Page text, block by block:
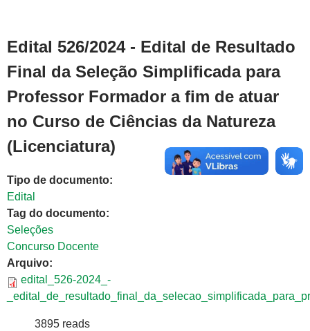
Edital 526/2024 - Edital de Resultado
Final da Seleção Simplificada para
Professor Formador a fim de atuar
no Curso de Ciências da Natureza
(Licenciatura)
Tipo de documento:
Edital
Tag do documento:
Seleções
Concurso Docente
Arquivo:
edital_526-2024_-
3895 reads